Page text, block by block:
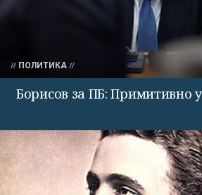
ПОЛИТИКА
Борисов за ПБ: Примитивно